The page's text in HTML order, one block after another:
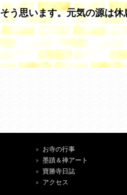
う思います。元気の源は
お寺の行事
墨蹟＆禅アート
寶勝寺日誌
アクセス